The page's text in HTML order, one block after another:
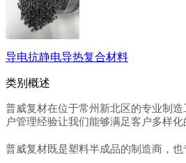
导电抗静电导热复合材料
类别概述
普威复材在位于常州新北区的专业制
户管理经验让我们能够满足客户多样
普威复材既是塑料半成品的制造商，